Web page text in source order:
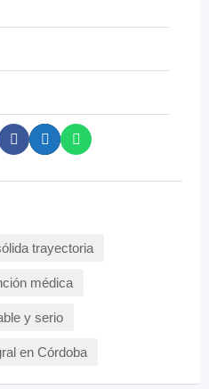
trayectoria
médica
y serio
en Córdoba